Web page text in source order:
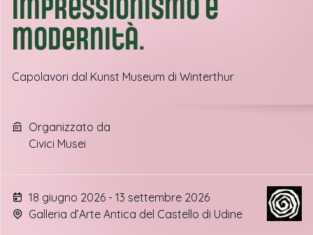
modernità.
Capolavori dal Kunst Museum di Winterthur
Organizzato da
Civici Musei
18 giugno 2026 - 13 settembre 2026
Galleria d’Arte Antica del Castello di Udine